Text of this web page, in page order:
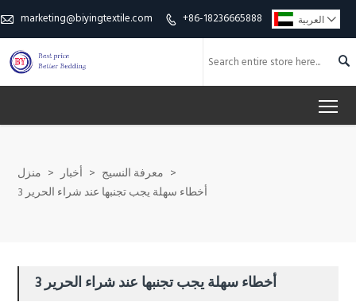
 marketing@biyingtextile.com  +86-18236665888 العربية 

منزل > أخبار > معرفة النسيج >
3 أخطاء سهلة يجب تجنبها عند شراء الحرير
3 أخطاء سهلة يجب تجنبها عند شراء الحرير